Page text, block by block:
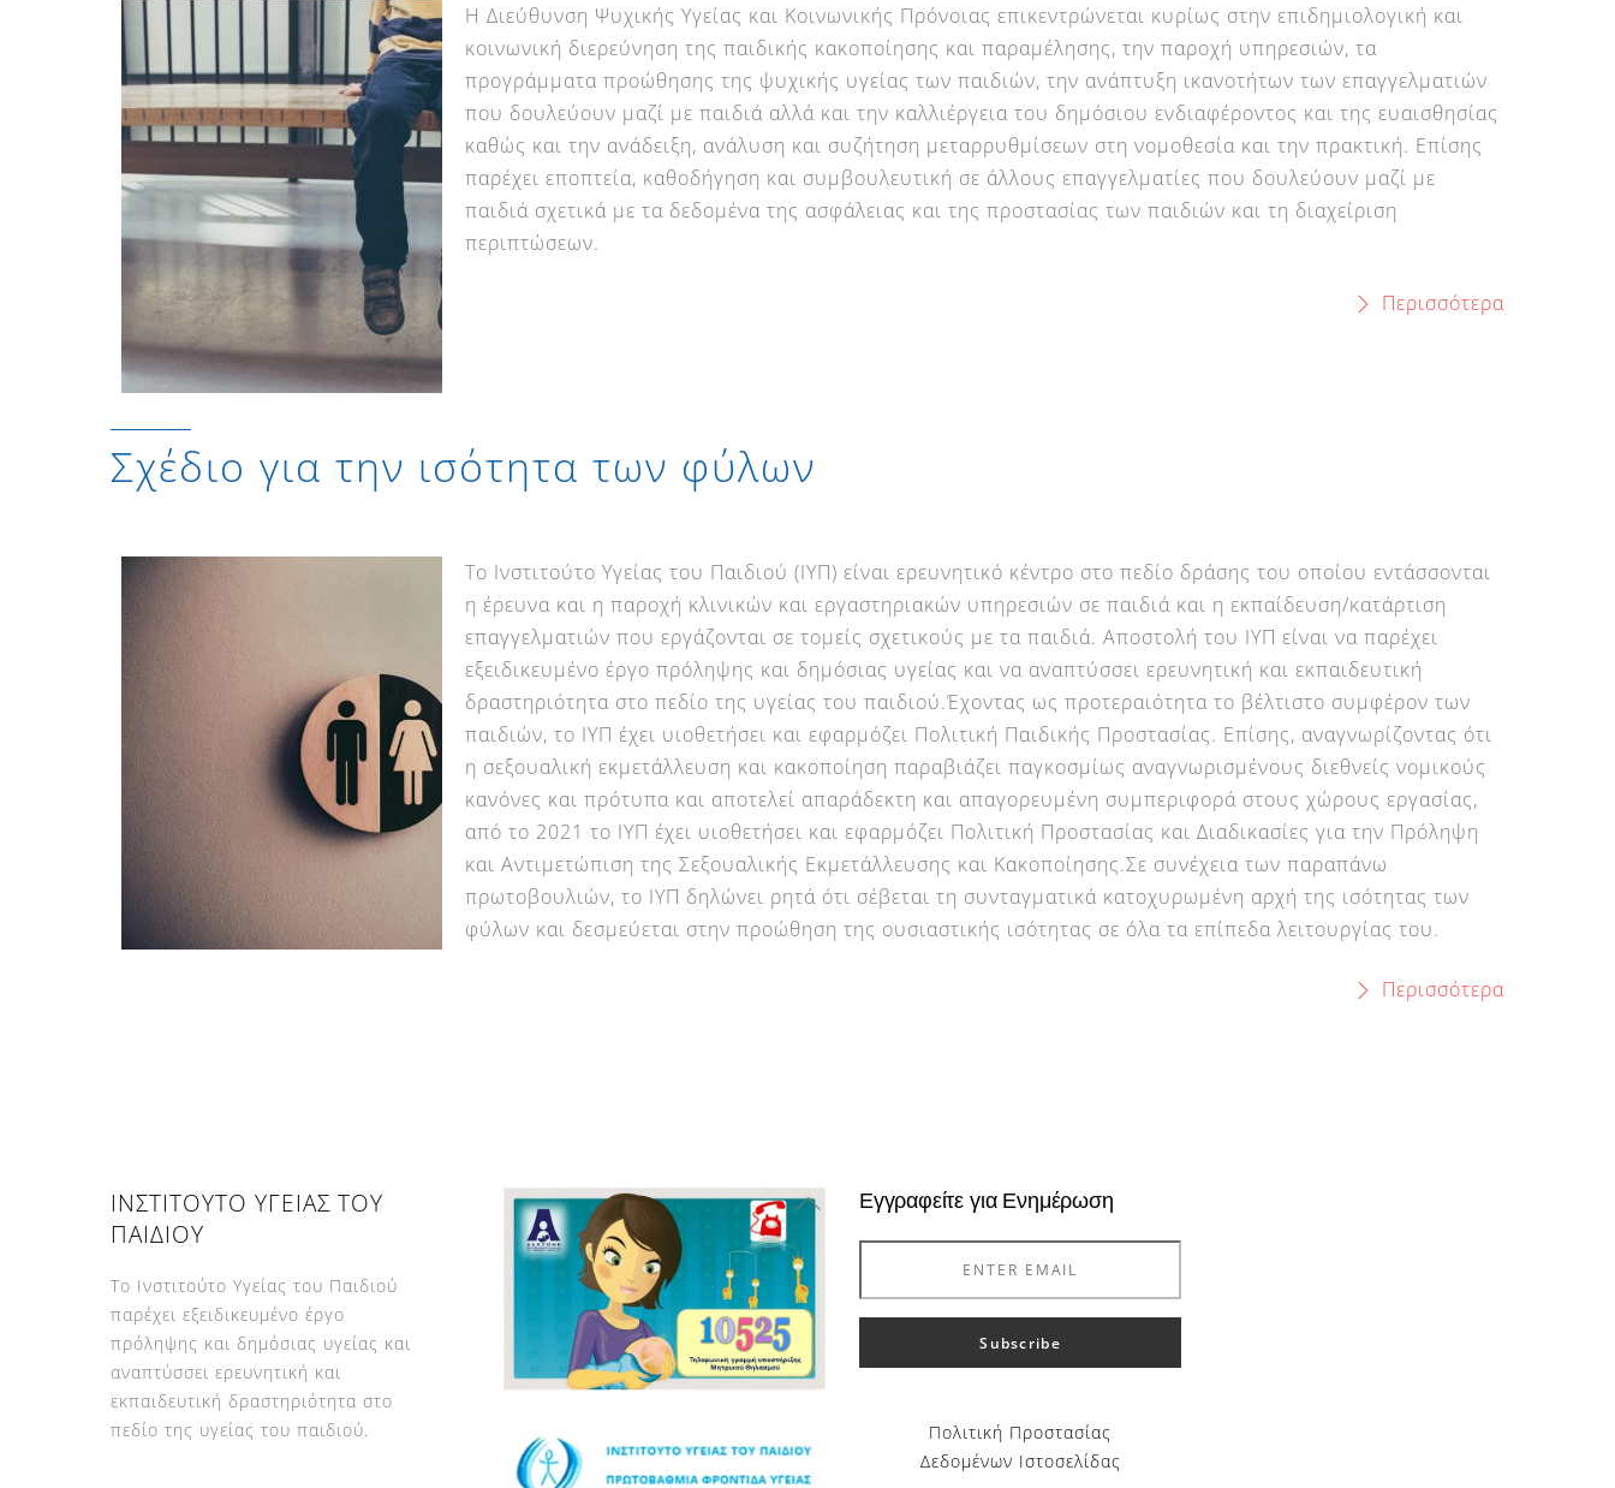
Η Διεύθυνση Ψυχικής Υγείας και Κοινωνικής Πρόνοιας επικεντρώνεται κυρίως στην επιδημιολογική και
κοινωνική διερεύνηση της παιδικής κακοποίησης και παραμέλησης, την παροχή υπηρεσιών, τα
προγράμματα προώθησης της ψυχικής υγείας των παιδιών, την ανάπτυξη ικανοτήτων των επαγγελματιών
που δουλεύουν μαζί με παιδιά αλλά και την καλλιέργεια του δημόσιου ενδιαφέροντος και της ευαισθησίας
καθώς και την ανάδειξη, ανάλυση και συζήτηση μεταρρυθμίσεων στη νομοθεσία και την πρακτική. Επίσης
παρέχει εποπτεία, καθοδήγηση και συμβουλευτική σε άλλους επαγγελματίες που δουλεύουν μαζί με
παιδιά σχετικά με τα δεδομένα της ασφάλειας και της προστασίας των παιδιών και τη διαχείριση
περιπτώσεων.
Περισσότερα
Σχέδιο για την ισότητα των φύλων
Το Ινστιτούτο Υγείας του Παιδιού (ΙΥΠ) είναι ερευνητικό κέντρο στο πεδίο δράσης του οποίου εντάσσονται
η έρευνα και η παροχή κλινικών και εργαστηριακών υπηρεσιών σε παιδιά και η εκπαίδευση/κατάρτιση
επαγγελματιών που εργάζονται σε τομείς σχετικούς με τα παιδιά. Αποστολή του ΙΥΠ είναι να παρέχει
εξειδικευμένο έργο πρόληψης και δημόσιας υγείας και να αναπτύσσει ερευνητική και εκπαιδευτική
δραστηριότητα στο πεδίο της υγείας του παιδιού.Έχοντας ως προτεραιότητα το βέλτιστο συμφέρον των
παιδιών, το ΙΥΠ έχει υιοθετήσει και εφαρμόζει Πολιτική Παιδικής Προστασίας. Επίσης, αναγνωρίζοντας ότι
η σεξουαλική εκμετάλλευση και κακοποίηση παραβιάζει παγκοσμίως αναγνωρισμένους διεθνείς νομικούς
κανόνες και πρότυπα και αποτελεί απαράδεκτη και απαγορευμένη συμπεριφορά στους χώρους εργασίας,
από το 2021 το ΙΥΠ έχει υιοθετήσει και εφαρμόζει Πολιτική Προστασίας και Διαδικασίες για την Πρόληψη
και Αντιμετώπιση της Σεξουαλικής Εκμετάλλευσης και Κακοποίησης.Σε συνέχεια των παραπάνω
πρωτοβουλιών, το ΙΥΠ δηλώνει ρητά ότι σέβεται τη συνταγματικά κατοχυρωμένη αρχή της ισότητας των
φύλων και δεσμεύεται στην προώθηση της ουσιαστικής ισότητας σε όλα τα επίπεδα λειτουργίας του.
Περισσότερα
Back
ΙΝΣΤΙΤΟΥΤΟ ΥΓΕΙΑΣ ΤΟΥ
ΠΑΙΔΙΟΥ
Το Ινστιτούτο Υγείας του Παιδιού
παρέχει εξειδικευμένο έργο
πρόληψης και δημόσιας υγείας και
αναπτύσσει ερευνητική και
εκπαιδευτική δραστηριότητα στο
πεδίο της υγείας του παιδιού.
Εγγραφείτε για Ενημέρωση
Πολιτική Προστασίας
Δεδομένων Ιστοσελίδας